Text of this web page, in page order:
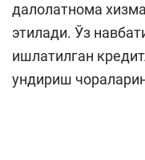
далолатнома
этилади. Ўз
ишлатилган
ундириш